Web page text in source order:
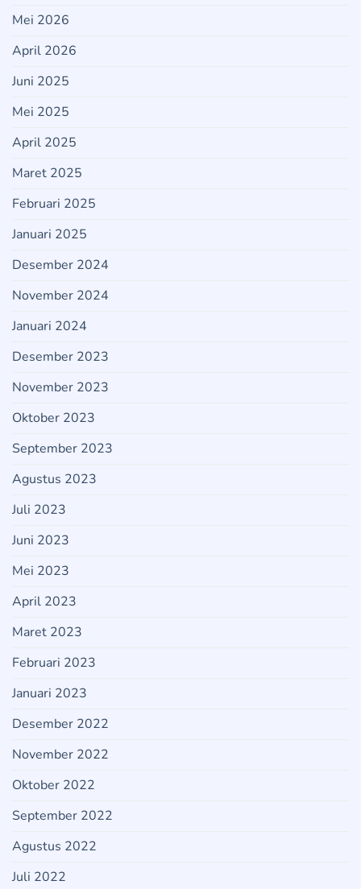
Mei 2026
April 2026
Juni 2025
Mei 2025
April 2025
Maret 2025
Februari 2025
Januari 2025
Desember 2024
November 2024
Januari 2024
Desember 2023
November 2023
Oktober 2023
September 2023
Agustus 2023
Juli 2023
Juni 2023
Mei 2023
April 2023
Maret 2023
Februari 2023
Januari 2023
Desember 2022
November 2022
Oktober 2022
September 2022
Agustus 2022
Juli 2022